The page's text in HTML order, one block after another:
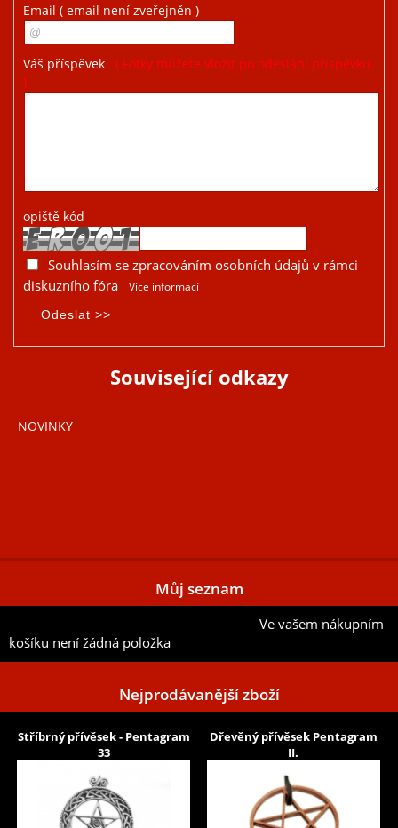
Email ( email není zveřejněn )
Váš příspěvek
( Fotky můžete vložit po odeslání příspěvku.
)
opiště kód
Souhlasím se zpracováním osobních údajů v rámci
diskuzního fóra
Více informací
Související odkazy
NOVINKY
Můj seznam
Ve vašem nákupním
košíku není žádná položka
Nejprodávanější zboží
Stříbrný přívěsek - Pentagram
33
Dřevěný přívěsek Pentagram
II.